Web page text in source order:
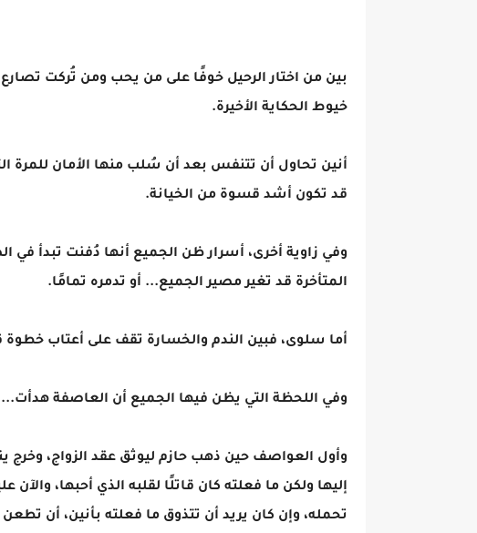
بين من اختار الرحيل خوفًا على من يحب ومن تُركت
خيوط الحكاية الأخيرة.
أنين تحاول أن تتنفس بعد أن سُلب منها الأمان للمرة
قد تكون أشد قسوة من الخيانة.
وفي زاوية أخرى، أسرار ظن الجميع أنها دُفنت تبدأ
المتأخرة قد تغير مصير الجميع... أو تدمره تمامًا.
أما سلوى، فبين الندم والخسارة تقف على أعتاب خطوة
وفي اللحظة التي يظن فيها الجميع أن العاصفة هدأت...
وأول العواصف حين ذهب حازم ليوثق عقد الزواج، وخرج
إليها ولكن ما فعلته كان قاتلًا لقلبه الذي أحبها،
تحمله، وإن كان يريد أن تتذوق ما فعلته بأنين، أن